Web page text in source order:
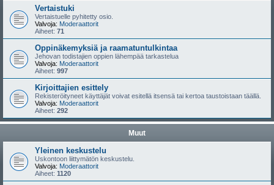
Vertaistuki
Vertaistuelle pyhitetty osio.
Valvoja: Moderaattorit
Aiheet: 71
Oppinäkemyksiä ja raamatuntulkintaa
Jehovan todistajien oppien lähempää tarkastelua
Valvoja: Moderaattorit
Aiheet: 997
Kirjoittajien esittely
Rekisteröityneet käyttäjät voivat esitellä itsensä tai kertoa taustoistaan täällä.
Valvoja: Moderaattorit
Aiheet: 292
Muut
Yleinen keskustelu
Uskontoon liittymätön keskustelu.
Valvoja: Moderaattorit
Aiheet: 1120